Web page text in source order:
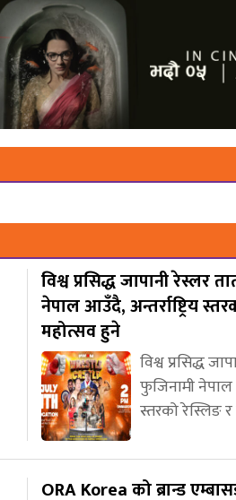
विश्व प्रसिद्ध जापानी रेस्लर
नेपाल आउँदै, अन्तर्राष्ट्रिय
महोत्सव हुने
विश्व प्रसिद्ध
फुजिनामी नेपाल
स्तरको रेस्लिङ
ORA Korea को ब्रान्ड